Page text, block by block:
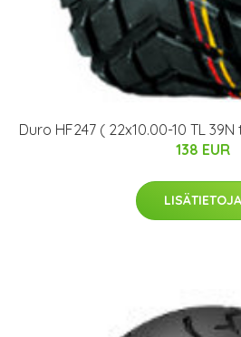
Duro HF247 ( 22x10.00-10 TL
138 EUR
LISÄTIETOJA